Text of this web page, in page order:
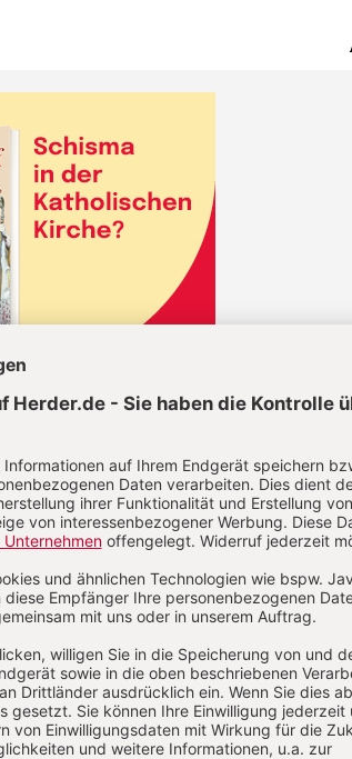
CHRIST IN DER GEGENWART IM ABO
Unsere Wochenzeitschrift bietet Ihnen
Nachrichten und Berichte über aktuelle
Analysen geistiger, politischer und
religiöser Entwicklungen sowie
für ein modernes christliches Leben.